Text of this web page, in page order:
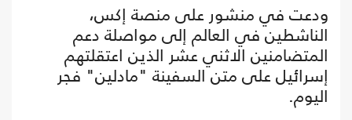
ودعت في منشور على منصة إكس،
الناشطين في العالم إلى مواصلة دعم
المتضامنين الاثني عشر الذين اعتقلتهم
إسرائيل على متن السفينة "مادلين" فجر
اليوم.